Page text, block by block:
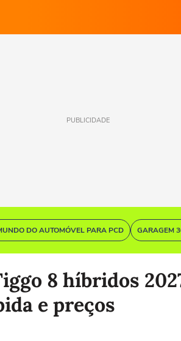
PUBLICIDADE
DO AUTOMÓVEL PARA PCD GARAGEM
8 híbridos
e preços